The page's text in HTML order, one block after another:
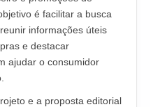
é facilitar a busca
informações úteis
e destacar
ajudar o consumidor
e a proposta editorial